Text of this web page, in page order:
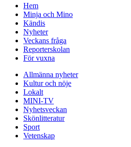
Hem
Minja och Mino
Kändis
Nyheter
Veckans fråga
Reporterskolan
För vuxna
Allmänna nyheter
Kultur och nöje
Lokalt
MINI-TV
Nyhetsveckan
Skönlitteratur
Sport
Vetenskap